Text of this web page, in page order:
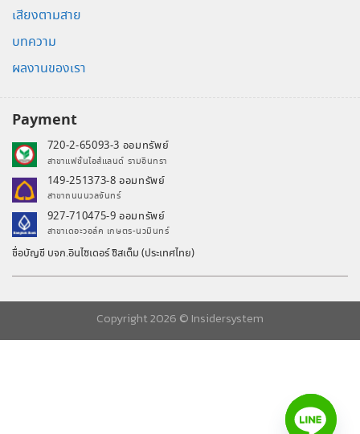
เสียงตามสาย
บทความ
ผลงานของเรา
Payment
720-2-65093-3 ออมทรัพย์
สาขาแฟชั่นไอส์แลนด์ รามอินทรา
149-251373-8 ออมทรัพย์
สาขาถนนนวลจันทร์
927-710475-9 ออมทรัพย์
สาขาเดอะวอล์ค เกษตร-นวมินทร์
ชื่อบัญชี บจก.อินไซเดอร์ ซิสเต็ม (ประเทศไทย)
Copyright 2026 © Insidersystem